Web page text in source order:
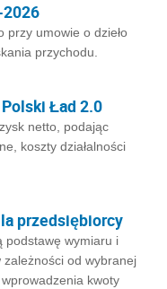
2026
przy umowie o dzieło
przychodu.
Ład 2.0
netto, podając
koszty działalności
przedsiębiorcy
podstawę wymiaru i
zależności od wybranej
kwoty